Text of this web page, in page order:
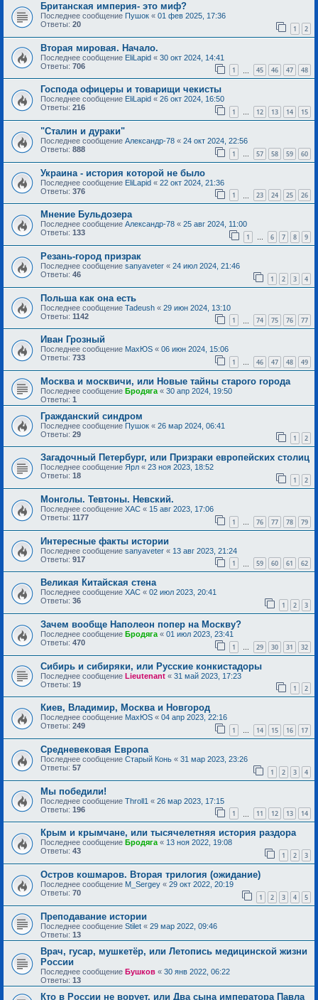
Британская империя- это миф?
Последнее сообщение Пушок « 01 фев 2025, 17:36
Ответы: 20 1 2
Вторая мировая. Начало.
Последнее сообщение EliLapid « 30 окт 2024, 14:41
Ответы: 706 1 45 46 47 48
Господа офицеры и товарищи чекисты
Последнее сообщение EliLapid « 26 окт 2024, 16:50
Ответы: 216 1 … 12 13 14 15
"Сталин и дураки"
Последнее сообщение Александр-78 « 24 окт 2024, 22:56
Ответы: 888 1 … 57 58 59 60
Украина - история которой не было
Последнее сообщение EliLapid « 22 окт 2024, 21:36
Ответы: 376 1 23 24 25 26
Мнение Бульдозера
Последнее сообщение Александр-78 « 25 авг 2024, 11:00
Ответы: 133 1 … 6 7 8 9
Резань-город призрак
Последнее сообщение sanyaveter « 24 июл 2024, 21:46
Ответы: 46 1 2 3 4
Польша как она есть
Последнее сообщение Tadeush « 29 июн 2024, 13:10
Ответы: 1142 1 74 75 76 77
Иван Грозный
Последнее сообщение MaxЮS « 06 июн 2024, 15:06
Ответы: 733 1 … 46 47 48 49
Москва и москвичи, или Новые тайны старого города
Последнее сообщение Бродяга « 30 апр 2024, 19:50
Ответы: 1
Гражданский синдром
Последнее сообщение Пушок « 26 мар 2024, 06:41
Ответы: 29 1 2
Загадочный Петербург, или Призраки европейских столиц
Последнее сообщение Ярл « 23 ноя 2023, 18:52
Ответы: 18 1 2
Монголы. Тевтоны. Невский.
Последнее сообщение ХАС « 15 авг 2023, 17:06
Ответы: 1177 1 … 76 77 78 79
Интересные факты истории
Последнее сообщение sanyaveter « 13 авг 2023, 21:24
Ответы: 917 1 59 60 61 62
Великая Китайская стена
Последнее сообщение ХАС « 02 июл 2023, 20:41
Ответы: 36 1 2 3
Зачем вообще Наполеон попер на Москву?
Последнее сообщение Бродяга « 01 июл 2023, 23:41
Ответы: 470 1 … 29 30 31 32
Сибирь и сибиряки, или Русские конкистадоры
Последнее сообщение Lieutenant « 31 май 2023, 17:23
Ответы: 19 1 2
Киев, Владимир, Москва и Новгород
Последнее сообщение MaxЮS « 04 апр 2023, 22:16
Ответы: 249 1 … 14 15 16 17
Средневековая Европа
Последнее сообщение Старый Конь « 31 мар 2023, 23:26
Ответы: 57 1 2 3 4
Мы победили!
Последнее сообщение Throll1 « 26 мар 2023, 17:15
Ответы: 196 1 11 12 13 14
Крым и крымчане, или тысячелетняя история раздора
Последнее сообщение Бродяга « 13 ноя 2022, 19:08
Ответы: 43 1 2 3
Остров кошмаров. Вторая трилогия (ожидание)
Последнее сообщение M_Sergey « 29 окт 2022, 20:19
Ответы: 70 1 2 3 4 5
Преподавание истории
Последнее сообщение Stilet « 29 мар 2022, 09:46
Ответы: 13
Врач, гусар, мушкетёр, или Летопись медицинской жизни
России
Последнее сообщение Бушков « 30 янв 2022, 06:22
Ответы: 13
Кто в России не ворует, или Два сына императора Павла